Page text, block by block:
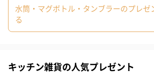
水筒・マグボトル・タンブラーのプレゼ
る
キッチン雑貨の人気プレゼント